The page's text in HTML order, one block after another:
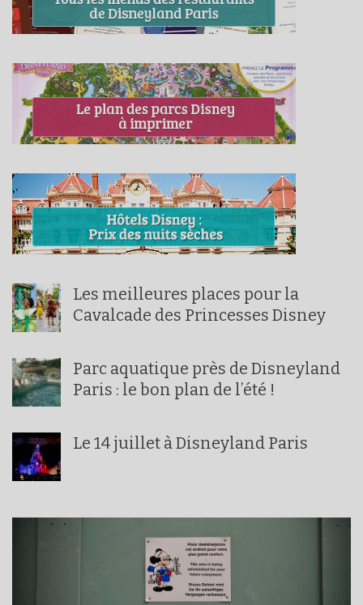
Les meilleures places pour la
Cavalcade des Princesses Disney
Parc aquatique près de Disneyland
Paris : le bon plan de l’été !
Le 14 juillet à Disneyland Paris